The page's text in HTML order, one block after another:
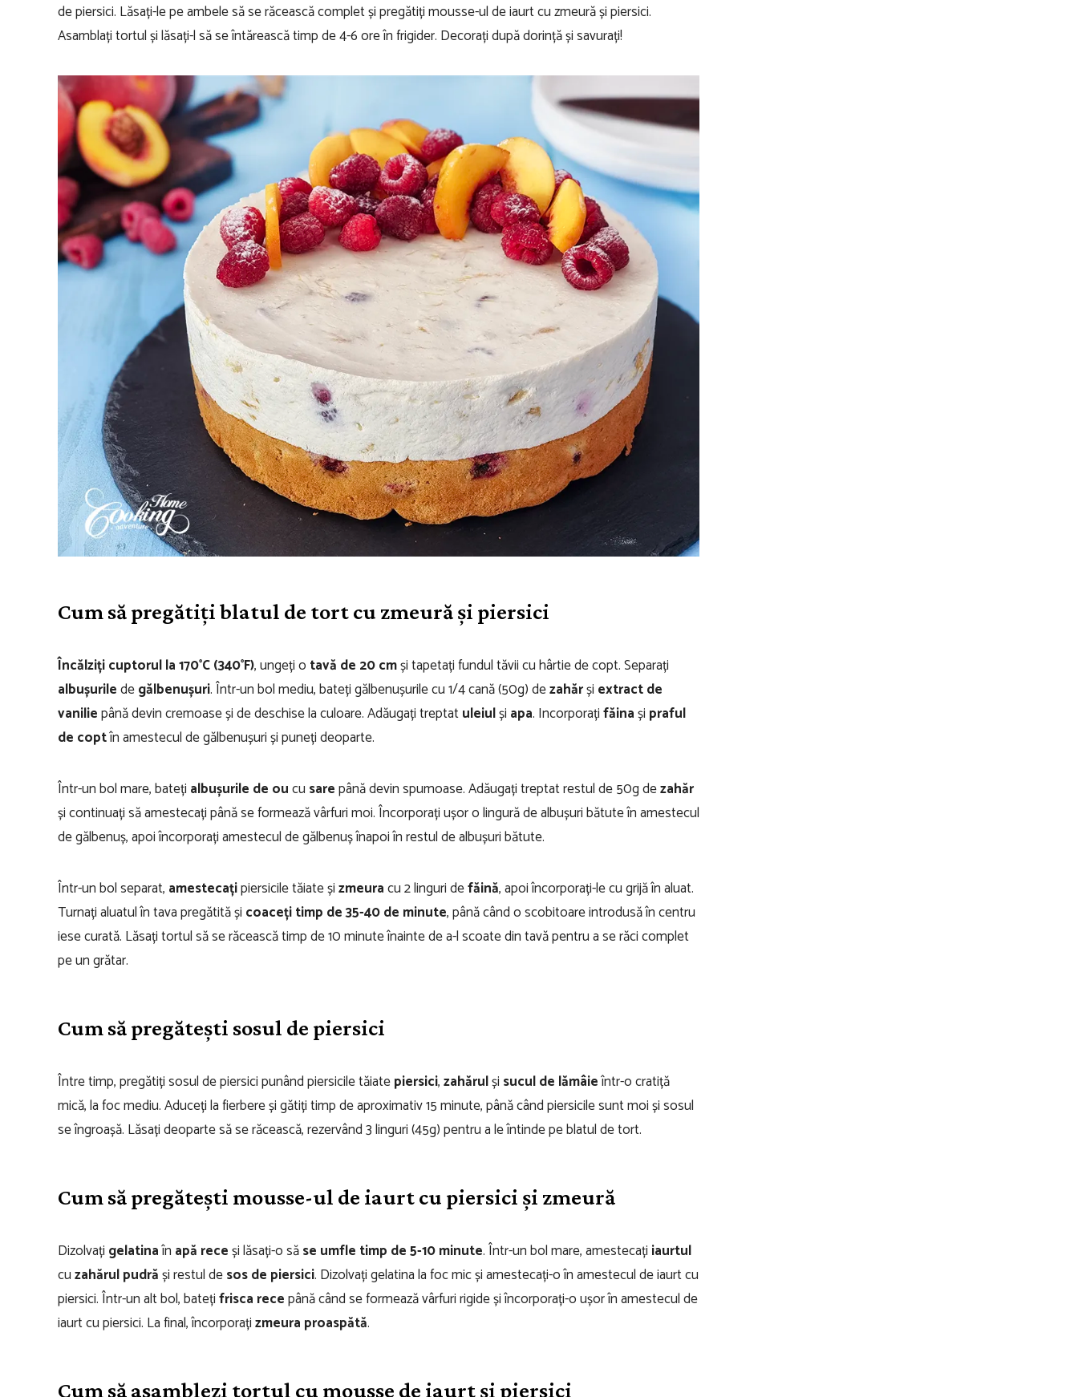
de piersici. Lăsați-le pe ambele să se răcească complet și pregătiți mousse-ul de iaurt cu zmeură și piersici.
Asamblați tortul și lăsați-l să se întărească timp de 4-6 ore în frigider. Decorați după dorință și savurați!
Cum să pregătiți blatul de tort cu zmeură și piersici
Încălziți cuptorul la 170°C (340°F), ungeți o tavă de 20 cmși tapetați fundul tăvii cu hârtie de copt. Separați
albușuriledegălbenușuri. Într-un bol mediu, bateți gălbenușurile cu 1/4 cană (50g) dezahărși extract de
vaniliepână devin cremoase și de deschise la culoare. Adăugați treptatuleiulși apa. Incorporațifăinași praful
de coptîn amestecul de gălbenușuri și puneți deoparte.
Într-un bol mare, bateți albușurile de oucu sarepână devin spumoase. Adăugați treptat restul de 50g dezahăr
și continuați să amestecați până se formează vârfuri moi. Încorporați ușor o lingură de albușuri bătute în amestecul
de gălbenuș, apoi încorporați amestecul de gălbenuș înapoi în restul de albușuri bătute.
Într-un bol separat, amestecațipiersicile tăiate șizmeuracu 2 linguri defăină, apoi încorporați-le cu grijă în aluat.
Turnați aluatul în tava pregătită și coaceți timp de 35-40 de minute, până când o scobitoare introdusă în centru
iese curată. Lăsați tortul să se răcească timp de 10 minute înainte de a-l scoate din tavă pentru a se răci complet
pe un grătar.
Cum să pregătești sosul de piersici
Între timp, pregătiți sosul de piersici punând piersicile tăiatepiersici,zahărulși sucul de lămâieîntr-o cratiță
mică, la foc mediu. Aduceți la fierbere și gătiți timp de aproximativ 15 minute, până când piersicile sunt moi și sosul
se îngroașă. Lăsați deoparte să se răcească, rezervând 3 linguri (45g) pentru a le întinde pe blatul de tort.
Cum să pregătești mousse-ul de iaurt cu piersici și zmeură
Dizolvați gelatinaîn apă receși lăsați-o săse umfle timp de 5-10 minute. Într-un bol mare, amestecați iaurtul
cuzahărul pudrăși restul desos de piersici. Dizolvați gelatina la foc mic și amestecați-o în amestecul de iaurt cu
piersici. Într-un alt bol, batețifrisca recepână când se formează vârfuri rigide și încorporați-o ușor în amestecul de
iaurt cu piersici. La final, încorporațizmeura proaspătă.
Cum să asamblezi tortul cu mousse de iaurt și piersici